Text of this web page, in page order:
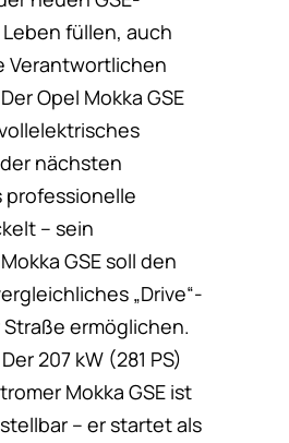
füllen, auch
Verantwortlichen
Opel Mokka GSE
nächsten
professionelle
– sein
GSE soll den
„Drive“-
ermöglichen.
207 kW (281 PS)
Mokka GSE ist
– er startet als